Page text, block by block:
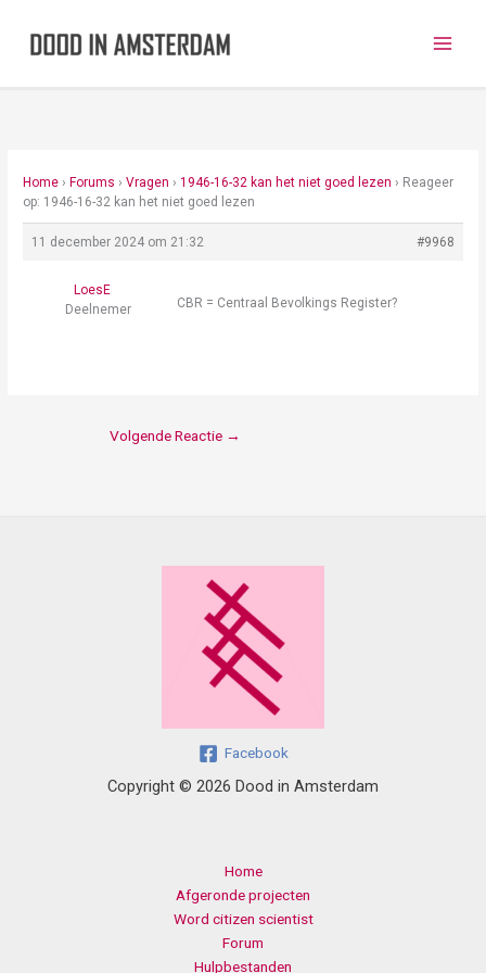
Home › Forums › Vragen › 1946-16-32 kan het niet goed lezen › Reageer
op: 1946-16-32 kan het niet goed lezen
11 december 2024 om 21:32 #9968
LoesE
Deelnemer
CBR = Centraal Bevolkings Register?
Volgende Reactie →
Facebook
Copyright © 2026 Dood in Amsterdam
Home
Afgeronde projecten
Word citizen scientist
Forum
Hulpbestanden